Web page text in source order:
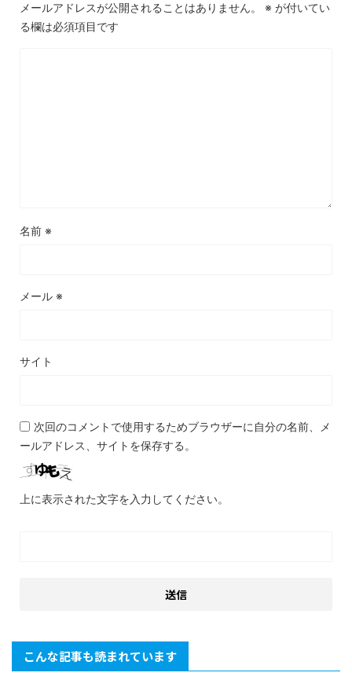
メールアドレスが公開されることはありません。 ※ が付いてい
る欄は必須項目です
名前 ※
メール ※
サイト
次回のコメントで使用するためブラウザーに自分の名前、メ
ールアドレス、サイトを保存する。
上に表示された文字を入力してください。
こんな記事も読まれています